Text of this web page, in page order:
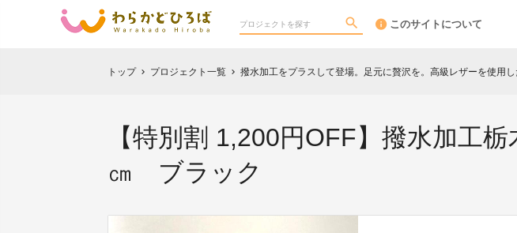
このサイトについて
トップ chevron_right プロジェクト一覧 chevron_right 撥水加工をプラスして登場。足元に贅沢を。高級レザーを使用
【特別割 1,200円OFF】撥水加工
㎝ ブラック